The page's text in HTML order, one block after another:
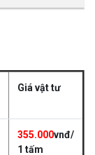
Giá vật tư
355.000vnđ/
1 tấm